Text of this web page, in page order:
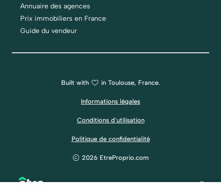
Annuaire des agences
Prix immobiliers en France
Guide du vendeur
Built with in Toulouse, France.
Informations légales
Conditions d'utilisation
Politique de confidentialité
2026 EtreProprio.com